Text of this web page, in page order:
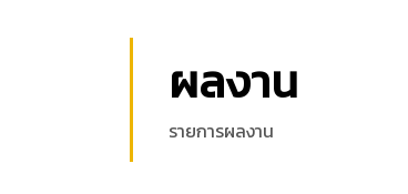
ผลงาน
รายการผลงาน